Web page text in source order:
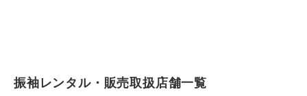
振袖レンタル・販売取扱店舗一覧